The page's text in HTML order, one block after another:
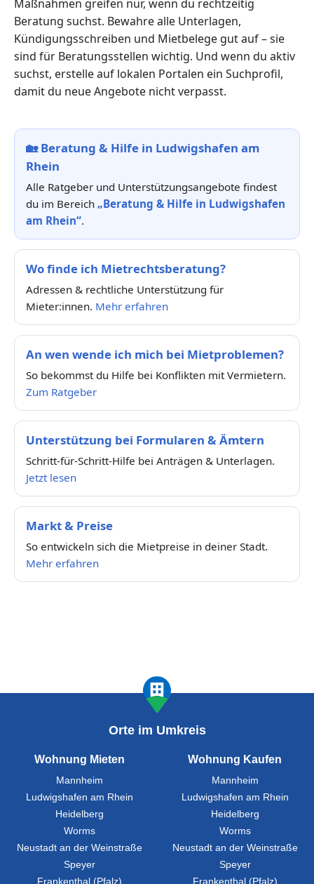
Maßnahmen greifen nur, wenn du rechtzeitig
Beratung suchst. Bewahre alle Unterlagen,
Kündigungsschreiben und Mietbelege gut auf – sie
sind für Beratungsstellen wichtig. Und wenn du aktiv
suchst, erstelle auf lokalen Portalen ein Suchprofil,
damit du neue Angebote nicht verpasst.
🏡Beratung & Hilfe in Ludwigshafen am
Rhein
Alle Ratgeber und Unterstützungsangebote findest
du im Bereich „Beratung & Hilfe in Ludwigshafen
am Rhein“.
Wo finde ich Mietrechtsberatung?
Adressen & rechtliche Unterstützung für
Mieter:innen. Mehr erfahren
An wen wende ich mich bei Mietproblemen?
So bekommst du Hilfe bei Konflikten mit Vermietern.
Zum Ratgeber
Unterstützung bei Formularen & Ämtern
Schritt-für-Schritt-Hilfe bei Anträgen & Unterlagen.
Jetzt lesen
Markt & Preise
So entwickeln sich die Mietpreise in deiner Stadt.
Mehr erfahren
Orte im Umkreis
Wohnung Mieten
Mannheim
Ludwigshafen am Rhein
Heidelberg
Worms
Neustadt an der Weinstraße
Speyer
Frankenthal (Pfalz)
Wohnung Kaufen
Mannheim
Ludwigshafen am Rhein
Heidelberg
Worms
Neustadt an der Weinstraße
Speyer
Frankenthal (Pfalz)